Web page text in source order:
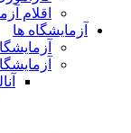
اقلام
آزمایشگاه ها